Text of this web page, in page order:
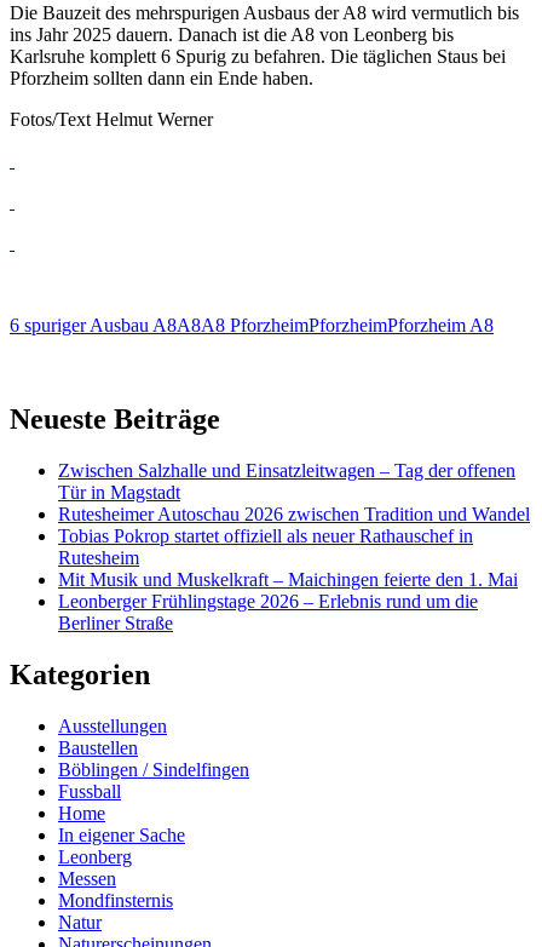
Die Bauzeit des mehrspurigen Ausbaus der A8 wird vermutlich bis
ins Jahr 2025 dauern. Danach ist die A8 von Leonberg bis
Karlsruhe komplett 6 Spurig zu befahren. Die täglichen Staus bei
Pforzheim sollten dann ein Ende haben.
Fotos/Text Helmut Werner
6 spuriger Ausbau A8A8A8 PforzheimPforzheimPforzheim A8
Neueste Beiträge
Zwischen Salzhalle und Einsatzleitwagen – Tag der offenen
Tür in Magstadt
Rutesheimer Autoschau 2026 zwischen Tradition und Wandel
Tobias Pokrop startet offiziell als neuer Rathauschef in
Rutesheim
Mit Musik und Muskelkraft – Maichingen feierte den 1. Mai
Leonberger Frühlingstage 2026 – Erlebnis rund um die
Berliner Straße
Kategorien
Ausstellungen
Baustellen
Böblingen / Sindelfingen
Fussball
Home
In eigener Sache
Leonberg
Messen
Mondfinsternis
Natur